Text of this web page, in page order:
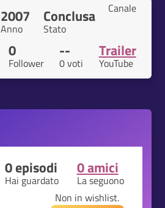
2007
Anno
Conclusa
Stato
Canale
0
Follower
--
0 voti
Trailer
YouTube
0 episodi
Hai guardato
0 amici
La seguono
Non in wishlist.